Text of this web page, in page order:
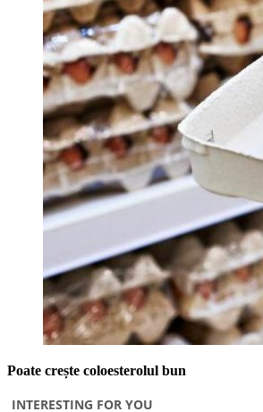
Poate crește coloesterolul bun